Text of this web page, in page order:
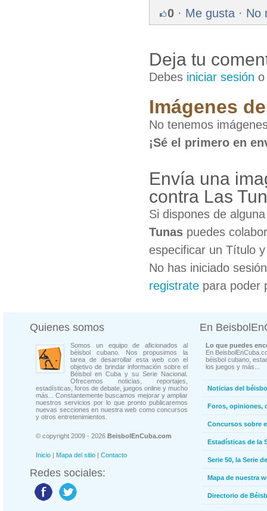
0 · Me gusta · No
Deja tu
Debes iniciar sesión
Imágenes
No tenemos
¡Sé el primero en
Envía una
contra Las
Si dispones de
Tunas puedes
especificar un Título
No has iniciado
registrate para poder
Quienes somos
Somos un equipo de aficionados al
béisbol cubano. Nos propusimos la
tarea de desarrollar esta web con el
objetivo de brindar información sobre el
Béisbol en Cuba y su Serie Nacional.
Ofrecemos noticias, reportajes,
estadísticas, foros de debate, juegos online y mucho
más... Constantemente buscamos mejorar y ampliar
nuestros servicios por lo que pronto publicaremos
nuevas secciones en nuestra web como concursos
y otros entretenimientos.
© copyright 2009 - 2026 BeisbolEnCuba.com
Inicio | Mapa del sitio | Contacto
Redes sociales:
En
Lo que puedes
En
béisbol cubano,
los juegos y más...
Noticias del
Foros, opiniones,
Concursos sobre
Estadísticas de la
Serie 50, la Serie
Mapa de nuestra
Directorio de